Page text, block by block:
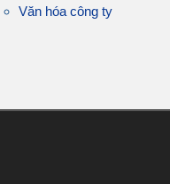
Văn hóa công ty